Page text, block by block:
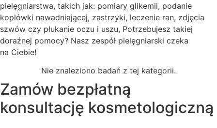
pielęgniarstwa, takich jak: pomiary glikemii, podanie
koplówki nawadniającej, zastrzyki, leczenie ran, zdjęcia
szwów czy płukanie oczu i uszu, Potrzebujesz takiej
doraźnej pomocy? Nasz zespół pielęgniarski czeka
na Ciebie!
Nie znaleziono badań z tej kategorii.
Zamów bezpłatną
konsultację kosmetologiczną